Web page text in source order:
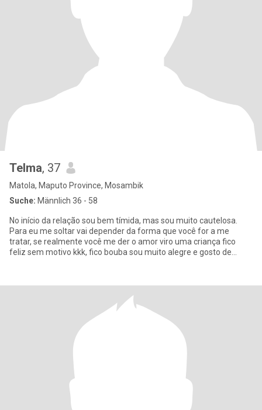
Telma, 37
Matola, Maputo Province, Mosambik
Suche: Männlich 36 - 58
No início da relação sou bem tímida, mas sou muito cautelosa.
Para eu me soltar vai depender da forma que você for a me
tratar, se realmente você me der o amor viro uma criança fico
feliz sem motivo kkk, fico bouba sou muito alegre e gosto de